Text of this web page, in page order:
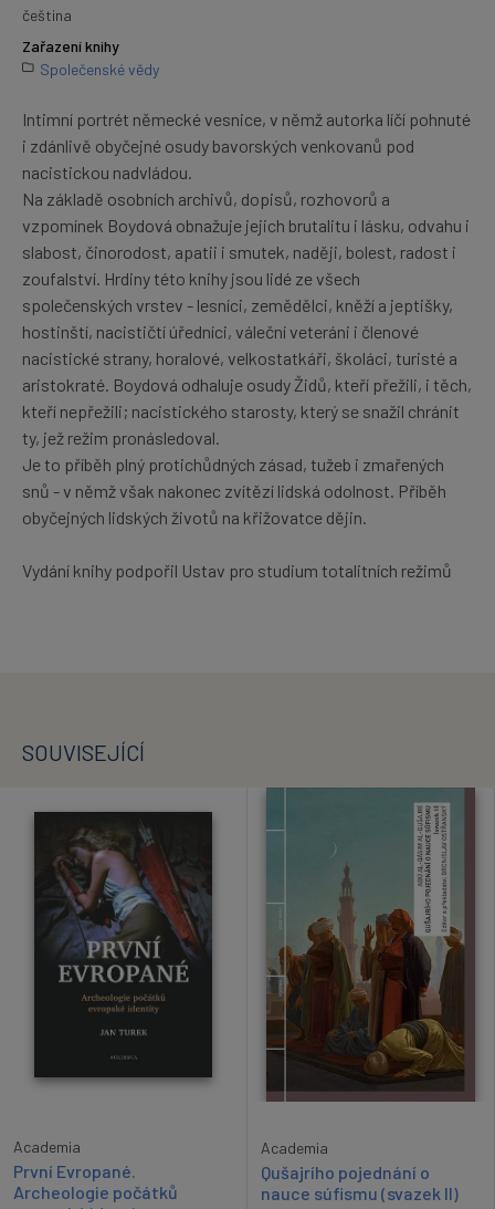
čeština
Zařazení knihy
Společenské vědy
Intimní portrét německé vesnice, v němž autorka líčí pohnuté
i zdánlivě obyčejné osudy bavorských venkovanů pod
nacistickou nadvládou.
Na základě osobních archivů, dopisů, rozhovorů a
vzpomínek Boydová obnažuje jejich brutalitu i lásku, odvahu i
slabost, činorodost, apatii i smutek, naději, bolest, radost i
zoufalství. Hrdiny této knihy jsou lidé ze všech
společenských vrstev - lesníci, zemědělci, kněží a jeptišky,
hostinští, nacističtí úředníci, váleční veteráni i členové
nacistické strany, horalové, velkostatkáři, školáci, turisté a
aristokraté. Boydová odhaluje osudy Židů, kteří přežili, i těch,
kteří nepřežili; nacistického starosty, který se snažil chránit
ty, jež režim pronásledoval.
Je to příběh plný protichůdných zásad, tužeb i zmařených
snů - v němž však nakonec zvítězí lidská odolnost. Příběh
obyčejných lidských životů na křižovatce dějin.
Vydání knihy podpořil Ustav pro studium totalitních režimů
SOUVISEJÍCÍ
Academia
První Evropané.
Archeologie počátků
Academia
Qušajrího pojednání o
nauce súfismu (svazek II)